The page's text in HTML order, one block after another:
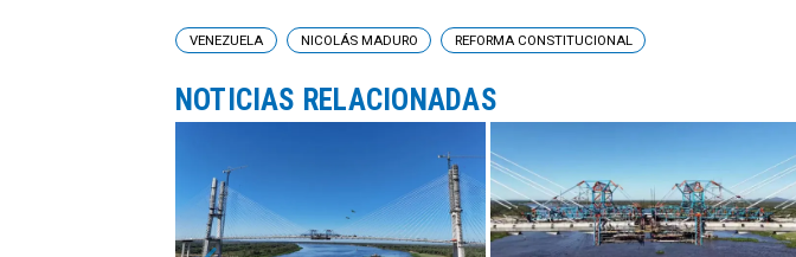
VENEZUELA NICOLÁS MADURO REFORMA CONSTITUCIONAL
NOTICIAS RELACIONADAS